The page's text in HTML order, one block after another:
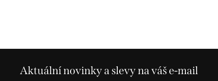
Aktuální novinky a slevy na váš e-mail